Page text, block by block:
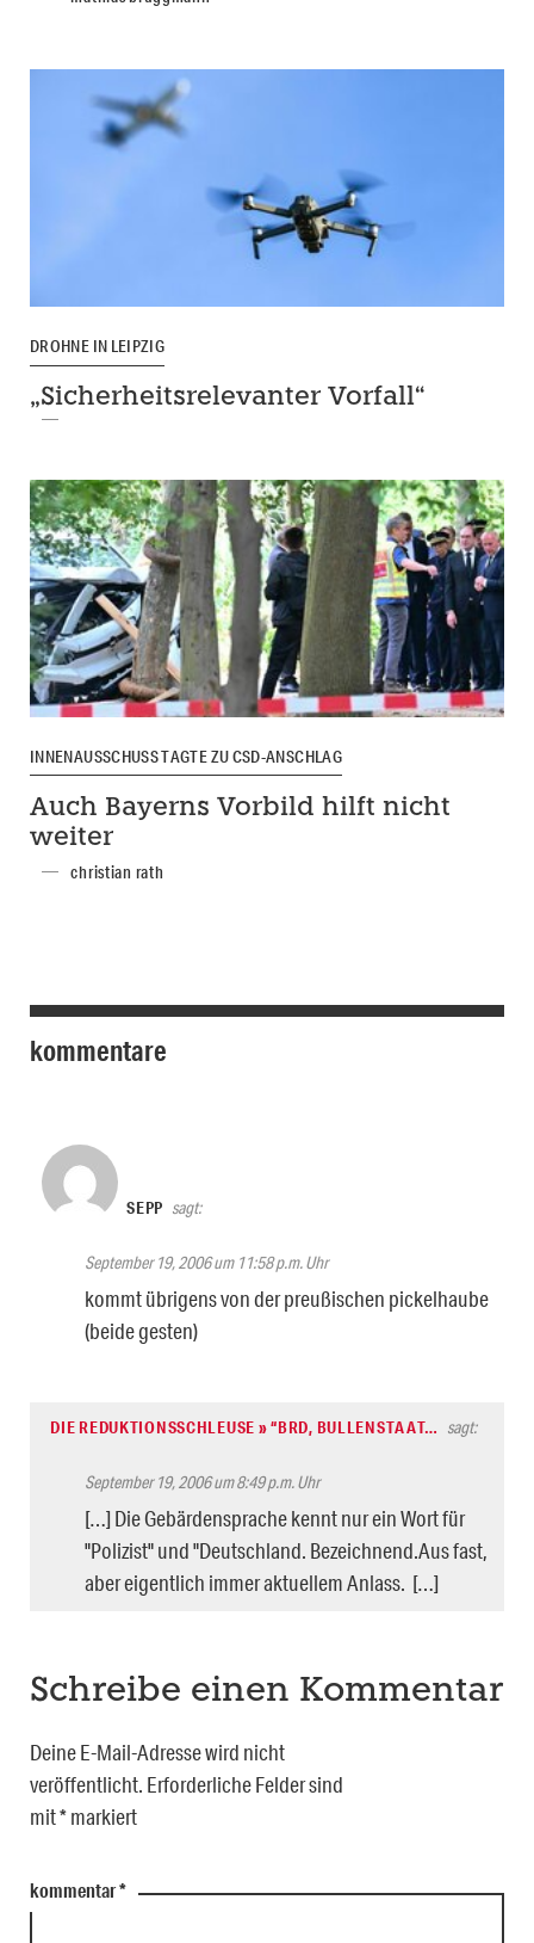
DROHNE IN LEIPZIG
„Sicherheitsrelevanter Vorfall“
INNENAUSSCHUSS TAGTE ZU CSD-ANSCHLAG
Auch Bayerns Vorbild hilft nicht
weiter
christian rath
kommentare
SEPP sagt:
September 19, 2006 um 11:58 p.m. Uhr
kommt übrigens von der preußischen pickelhaube
(beide gesten)
DIE REDUKTIONSSCHLEUSE » “BRD, BULLENSTAAT… sagt:
September 19, 2006 um 8:49 p.m. Uhr
[…] Die Gebärdensprache kennt nur ein Wort für
"Polizist" und "Deutschland. Bezeichnend.Aus fast,
aber eigentlich immer aktuellem Anlass. […]
Schreibe einen Kommentar
Deine E-Mail-Adresse wird nicht
veröffentlicht. Erforderliche Felder sind
mit*markiert
kommentar*